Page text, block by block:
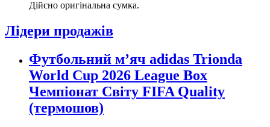
Дійсно оригінальна сумка.
Лідери продажів
Футбольний м’яч adidas Trionda
World Cup 2026 League Box
Чемпіонат Світу FIFA Quality
(термошов)